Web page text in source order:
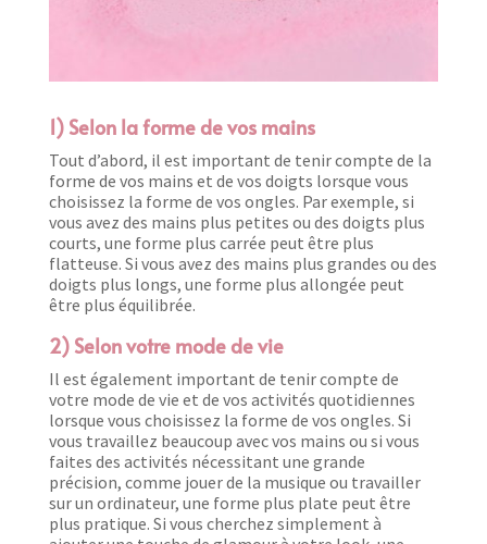
1) Selon la forme de vos mains
Tout d’abord, il est important de tenir compte de la
forme de vos mains et de vos doigts lorsque vous
choisissez la forme de vos ongles. Par exemple, si
vous avez des mains plus petites ou des doigts plus
courts, une forme plus carrée peut être plus
flatteuse. Si vous avez des mains plus grandes ou des
doigts plus longs, une forme plus allongée peut
être plus équilibrée.
2) Selon votre mode de vie
Il est également important de tenir compte de
votre mode de vie et de vos activités quotidiennes
lorsque vous choisissez la forme de vos ongles. Si
vous travaillez beaucoup avec vos mains ou si vous
faites des activités nécessitant une grande
précision, comme jouer de la musique ou travailler
sur un ordinateur, une forme plus plate peut être
plus pratique. Si vous cherchez simplement à